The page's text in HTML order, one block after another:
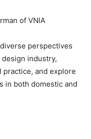
of VNIA
perspectives
industry,
and explore
in both domestic and